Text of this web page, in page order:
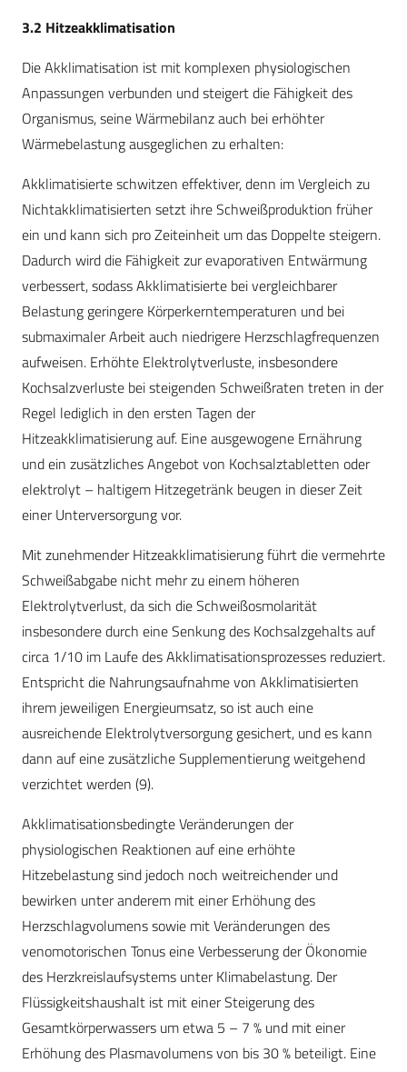
3.2 Hitzeakklimatisation
Die Akklimatisation ist mit komplexen physiologischen
Anpassungen verbunden und steigert die Fähigkeit des
Organismus, seine Wärmebilanz auch bei erhöhter
Wärmebelastung ausgeglichen zu erhalten:
Akklimatisierte schwitzen effektiver, denn im Vergleich zu
Nichtakklimatisierten setzt ihre Schweißproduktion früher
ein und kann sich pro Zeiteinheit um das Doppelte steigern.
Dadurch wird die Fähigkeit zur evaporativen Entwärmung
verbessert, sodass Akklimatisierte bei vergleichbarer
Belastung geringere Körperkerntemperaturen und bei
submaximaler Arbeit auch niedrigere Herzschlagfrequenzen
aufweisen. Erhöhte Elektrolytverluste, insbesondere
Kochsalzverluste bei steigenden Schweißraten treten in der
Regel lediglich in den ersten Tagen der
Hitzeakklimatisierung auf. Eine ausgewogene Ernährung
und ein zusätzliches Angebot von Kochsalztabletten oder
elektrolyt – haltigem Hitzegetränk beugen in dieser Zeit
einer Unterversorgung vor.
Mit zunehmender Hitzeakklimatisierung führt die vermehrte
Schweißabgabe nicht mehr zu einem höheren
Elektrolytverlust, da sich die Schweißosmolarität
insbesondere durch eine Senkung des Kochsalzgehalts auf
circa 1/10 im Laufe des Akklimatisationsprozesses reduziert.
Entspricht die Nahrungsaufnahme von Akklimatisierten
ihrem jeweiligen Energieumsatz, so ist auch eine
ausreichende Elektrolytversorgung gesichert, und es kann
dann auf eine zusätzliche Supplementierung weitgehend
verzichtet werden (9).
Akklimatisationsbedingte Veränderungen der
physiologischen Reaktionen auf eine erhöhte
Hitzebelastung sind jedoch noch weitreichender und
bewirken unter anderem mit einer Erhöhung des
Herzschlagvolumens sowie mit Veränderungen des
venomotorischen Tonus eine Verbesserung der Ökonomie
des Herzkreislaufsystems unter Klimabelastung. Der
Flüssigkeitshaushalt ist mit einer Steigerung des
Gesamtkörperwassers um etwa 5 – 7 % und mit einer
Erhöhung des Plasmavolumens von bis 30 % beteiligt. Eine